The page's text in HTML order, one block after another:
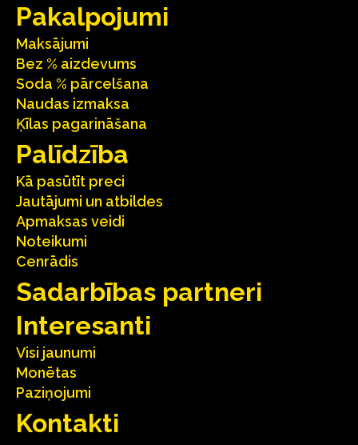
Pakalpojumi
Maksājumi
Bez % aizdevums
Soda % pārcelšana
Naudas izmaksa
Ķīlas pagarināšana
Palīdzība
Kā pasūtīt preci
Jautājumi un atbildes
Apmaksas veidi
Noteikumi
Cenrādis
Sadarbības partneri
Interesanti
Visi jaunumi
Monētas
Paziņojumi
Kontakti